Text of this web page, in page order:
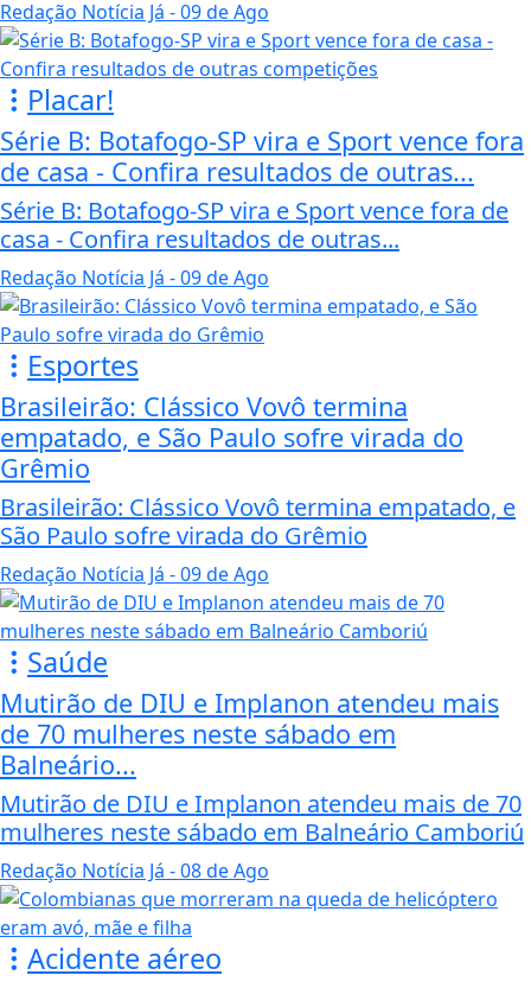
Redação Notícia Já - 09 de Ago
Placar!
Série B: Botafogo-SP vira e Sport vence fora
de casa - Confira resultados de outras...
Série B: Botafogo-SP vira e Sport vence fora de
casa - Confira resultados de outras...
Redação Notícia Já - 09 de Ago
Esportes
Brasileirão: Clássico Vovô termina
empatado, e São Paulo sofre virada do
Grêmio
Brasileirão: Clássico Vovô termina empatado, e
São Paulo sofre virada do Grêmio
Redação Notícia Já - 09 de Ago
Saúde
Mutirão de DIU e Implanon atendeu mais
de 70 mulheres neste sábado em
Balneário...
Mutirão de DIU e Implanon atendeu mais de 70
mulheres neste sábado em Balneário Camboriú
Redação Notícia Já - 08 de Ago
Acidente aéreo